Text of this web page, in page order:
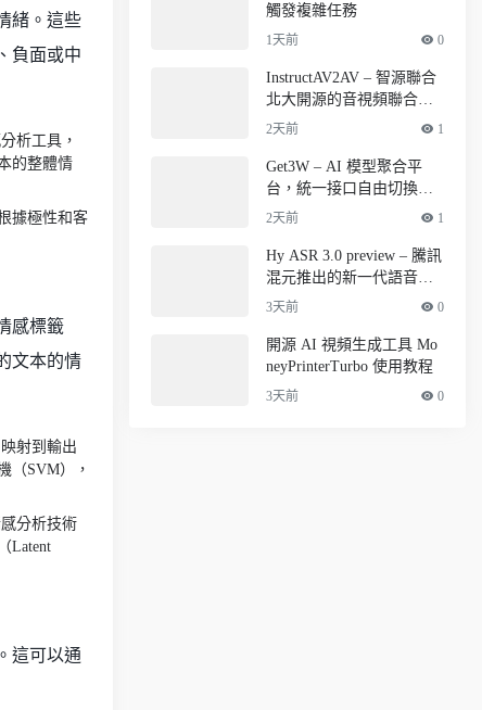
緒。這些
負面或中
析工具，
的整體情
據極性和客
感標籤
文本的情
射到輸出
（SVM），
分析技術
Latent
這可以通
觸發複雜任務
1天前 0
InstructAV2AV – 智源聯合
北大開源的音視頻聯合編
輯模型
2天前 1
Get3W – AI 模型聚合平
台，統一接口自由切換模
型
2天前 1
Hy ASR 3.0 preview – 騰訊
混元推出的新一代語音識
別模型
3天前 0
開源 AI 視頻生成工具 Mo
neyPrinterTurbo 使用教程
3天前 0